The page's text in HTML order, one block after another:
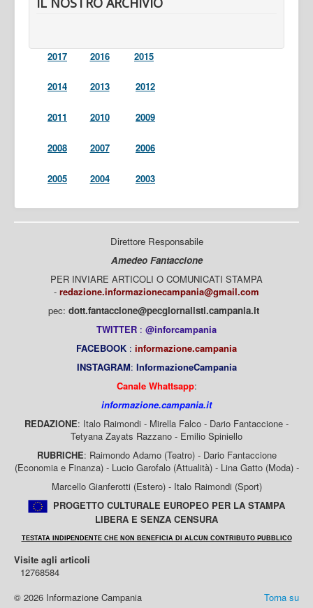
2017 2016 2015
2014 2013 2012
2011 2010 2009
2008 2007 2006
2005 2004 2003
Direttore Responsabile
Amedeo Fantaccione
PER INVIARE ARTICOLI O COMUNICATI STAMPA
- redazione.informazionecampania@gmail.com
pec: dott.fantaccione@pecgiornalisti.campania.it
TWITTER : @inforcampania
FACEBOOK : informazione.campania
INSTAGRAM: InformazioneCampania
Canale Whattsapp:
informazione.campania.it
REDAZIONE: Italo Raimondi - Mirella Falco - Dario Fantaccione -
Tetyana Zayats Razzano - Emilio Spiniello
RUBRICHE: Raimondo Adamo (Teatro) - Dario Fantaccione
(Economia e Finanza) - Lucio Garofalo (Attualità) - Lina Gatto (Moda) -
Marcello Gianferotti (Estero) - Italo Raimondi (Sport)
PROGETTO CULTURALE EUROPEO PER LA STAMPA
LIBERA E SENZA CENSURA
TESTATA INDIPENDENTE CHE NON BENEFICIA DI ALCUN CONTRIBUTO PUBBLICO
Visite agli articoli
12768584
Torna su
© 2026 Informazione Campania